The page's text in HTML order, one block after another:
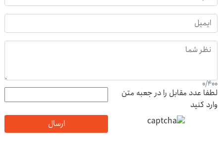
0/400
لطفا عدد مقابل را در جعبه متن
وارد کنید
ارسال